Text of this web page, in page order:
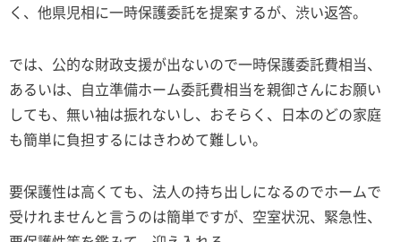
く、他県児相に一時保護委託を提案するが、渋い返答。
では、公的な財政支援が出ないので一時保護委託費相当、
あるいは、自立準備ホーム委託費相当を親御さんにお願い
しても、無い袖は振れないし、おそらく、日本のどの家庭
も簡単に負担するにはきわめて難しい。
要保護性は高くても、法人の持ち出しになるのでホームで
受けれませんと言うのは簡単ですが、空室状況、緊急性、